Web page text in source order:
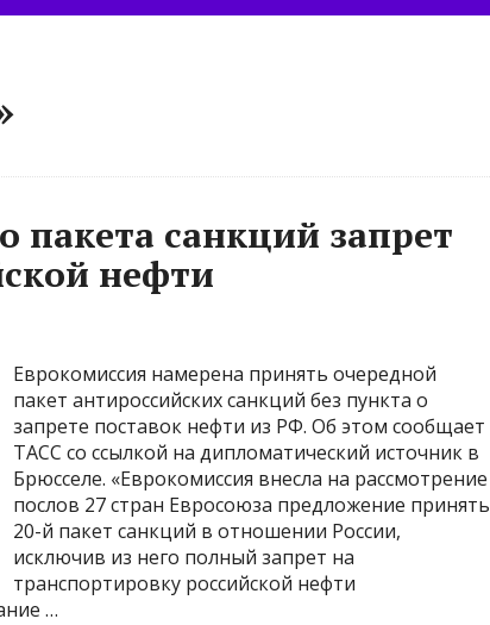
пакета санкций запрет
нефти
Еврокомиссия намерена принять очередной
пакет антироссийских санкций без пункта о
запрете поставок нефти из РФ. Об этом сообщает
ТАСС со ссылкой на дипломатический источник в
Брюсселе. «Еврокомиссия внесла на рассмотрение
послов 27 стран Евросоюза предложение принять
20-й пакет санкций в отношении России,
исключив из него полный запрет на
транспортировку российской нефти
…